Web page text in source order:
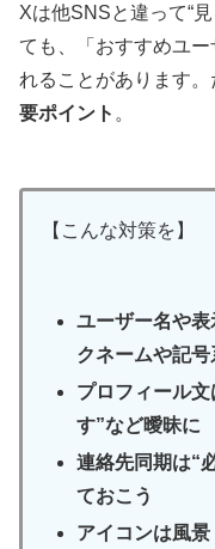
Xは他SNSと違って“
ても、「おすすめユ
れることがあります。
要ポイント 。
【こんな対策を】
ユーザー名や
クネームや記号
プロフィール
す”など曖昧に
連絡先同期は“
ておこう
アイコンは風